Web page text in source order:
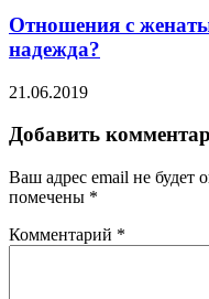
Отношения с
надежда?
21.06.2019
Добавить
Ваш адрес email не будет
помечены *
Комментарий *